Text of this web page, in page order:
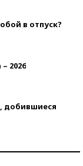
в отпуск?
2026
добившиеся